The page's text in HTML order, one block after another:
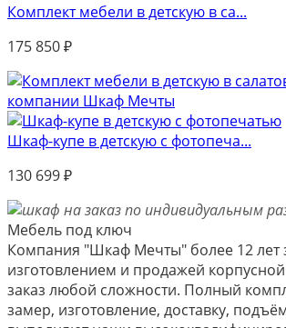
Комплект мебели в детскую в са...
175 850₽
Шкаф-купе в детскую с фотопеча...
130 699₽
Мебель под ключ
Компания "Шкаф Мечты" более 12 лет
изготовлением и продажей
заказ любой сложности. Полный
замер, изготовление, доставку,